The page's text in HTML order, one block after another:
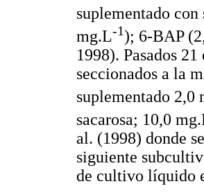
suplementado
mg.L-1); 6-BAP
1998). Pasados
seccionados a la
suplementado 2,0
sacarosa; 10,0
al. (1998) donde
siguiente
de cultivo líquido